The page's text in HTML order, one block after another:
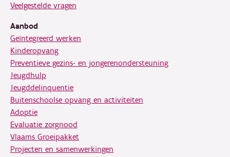
Veelgestelde vragen
Aanbod
Geïntegreerd werken
Kinderopvang
Preventieve gezins- en jongerenondersteuning
Jeugdhulp
Jeugddelinquentie
Buitenschoolse opvang en activiteiten
Adoptie
Evaluatie zorgnood
Vlaams Groeipakket
Projecten en samenwerkingen